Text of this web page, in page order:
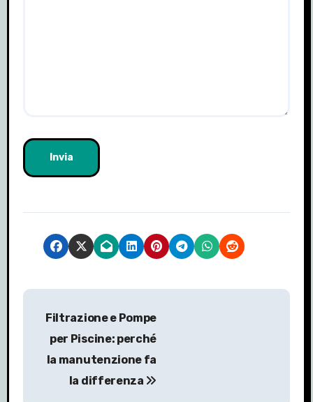
N
Filtrazione e Pompe
per Piscine: perché
la manutenzione fa
la differenza